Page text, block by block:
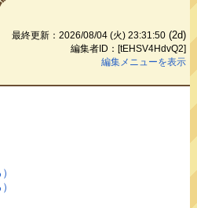
最終更新：2026/08/04 (火) 23:31:50 (2d)
編集者ID：[tEHSV4HdvQ2]
編集メニューを表示